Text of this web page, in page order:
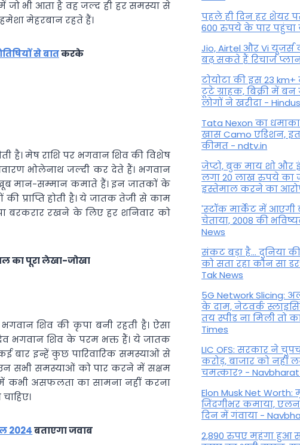
भी आता है वह जल्द ही हर समस्या से
मेहरबान रहते हैं।
से बातकरके
है। मेष राशि पर भगवान शिव की विशेष
भोलेनाथ जल्दी कर देते हैं। भगवान
मान-सम्मान कमाते हैं। इन जातकों के
प्राप्ति होती है। ये जातक तेजी से काम
बरकरार रखने के लिए हर शनिवार को
का पूरा लेखा-जोखा
शिव की कृपा बनी रहती है। ऐसा
भगवान शिव के परम भक्त हैं। ये जातक
बार इन्हें कुछ पारिवारिक समस्याओं से
सभी समस्याओं को पार करने में सक्षम
कभी असफलता का सामना नहीं करना
2024बताएगा जवाब
पहले ही दिन हर शेयर
600 रुपये के पार पहुंचा
Jio, Airtel और Vi
बढ़ सकते हैं रिचार्ज
टोयोटा की इस 23
टूटे ग्राहक, बिक्री में
लोगों ने खरीदा -
Tata Nexon का
खास Camo एडिशन,
कीमत - ndtv.in
जेप्टो, बुक माय शो और
लगा 20 लाख रुपये का
इस्तेमाल करने का
'स्‍टॉक मार्केट में आएगी
चेताया, 2008 की
News
संकट बड़ा है... दुनिया
को सता रहा कौन सा
Tak News
5G Network Slicing:
के दाम, नेटवर्क
तय स्पीड ना मिली तो
Times
LIC OFS: सरकार ने
करोड़, बाजार को नहीं
चमत्कार? -
Elon Musk Net
जिंदगीभर कमाया,
दिन में गंवाया -
2,890 रुपए महंगा हुआ